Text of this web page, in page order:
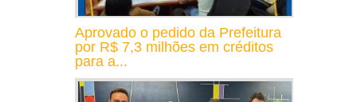
Aprovado o pedido da Prefeitura
por R$ 7,3 milhões em créditos
para a...